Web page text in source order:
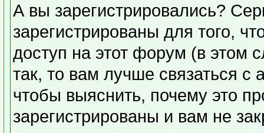
А вы зарегистрировались?
зарегистрированы для того,
доступ на этот форум (в этом
так, то вам лучше связаться
чтобы выяснить, почему это
зарегистрированы и вам не